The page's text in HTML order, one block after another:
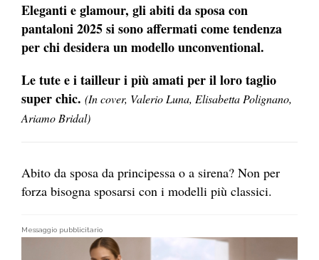
Eleganti e glamour, gli abiti da sposa con
pantaloni 2025 si sono affermati come tendenza
per chi desidera un modello unconventional.
Le tute e i tailleur i più amati per il loro taglio
super chic. (In cover, Valerio Luna, Elisabetta Polignano,
Ariamo Bridal)
Abito da sposa da principessa o a sirena? Non per
forza bisogna sposarsi con i modelli più classici.
Messaggio pubblicitario